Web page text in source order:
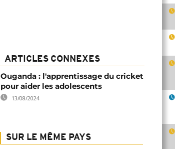
ARTICLES CONNEXES
Ouganda : l'apprentissage du cricket
pour aider les adolescents
13/08/2024
SUR LE MÊME PAYS